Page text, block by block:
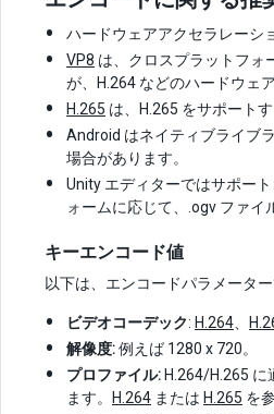
ハードウェアアクセラレーシ
VP8 は、クロスプラットフォ
が、H.264 などのハードウェ
H.265 は、H.265 をサポート
Android はネイティブライブ
場合があります。
Unity エディターではサポー
ォームに応じて、.ogv ファイ
キーエンコード値
以下は、エンコードパラメータ
ビデオコーデック: H.264
解像度:例えば 1280 x 720。
プロファイル: H.264/H.265
ます。
H.264 または H.265 を